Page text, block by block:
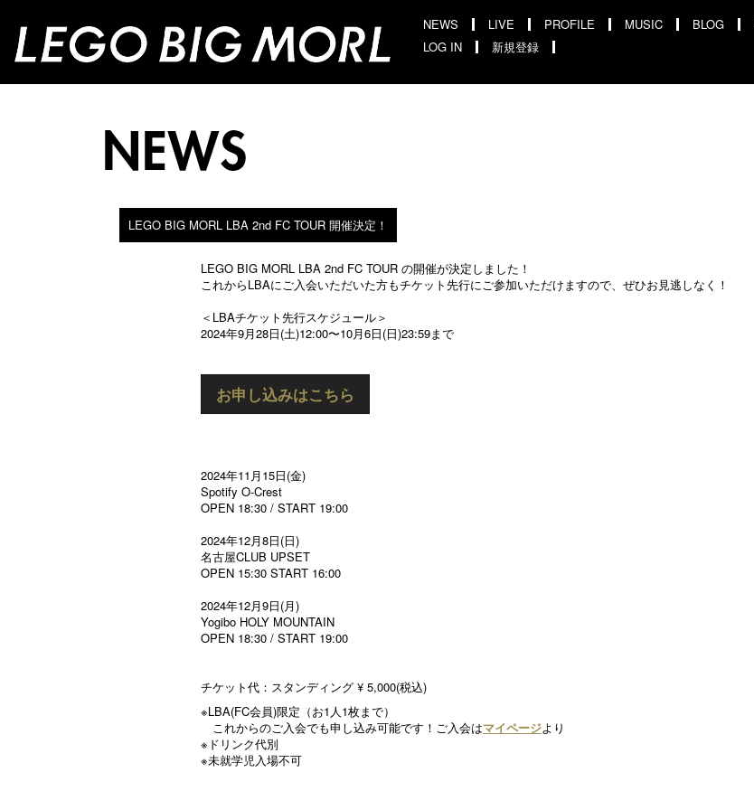
NEWS LIVE PROFILE MUSIC BLOG
LOG IN
新規登録
LEGO BIG MORL LBA 2nd FC TOUR 開催決定！
LEGO BIG MORL LBA 2nd FC TOUR の開催が決定しました！
これからLBAにご入会いただいた方もチケット先行にご参加いただけますので、ぜひお見逃しなく！
＜LBAチケット先行スケジュール＞
2024年9月28日(土)12:00〜10月6日(日)23:59まで
お申し込みはこちら
2024年11月15日(金)
Spotify O-Crest
OPEN 18:30 / START 19:00
2024年12月8日(日)
名古屋CLUB UPSET
OPEN 15:30 START 16:00
2024年12月9日(月)
Yogibo HOLY MOUNTAIN
OPEN 18:30 / START 19:00
チケット代：スタンディング ¥ 5,000(税込)
※LBA(FC会員)限定（お1人1枚まで）
これからのご入会でも申し込み可能です！ご入会はマイページより
※ドリンク代別
※未就学児入場不可